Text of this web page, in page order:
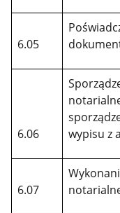
6.05
6.06
wypisu z
6.07